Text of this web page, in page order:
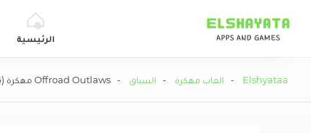
الرئيسية
Elshyataa
- العاب مهكرة - السباق - Offroad Outlaws مهكرة (نقود وذهب غير محدود)